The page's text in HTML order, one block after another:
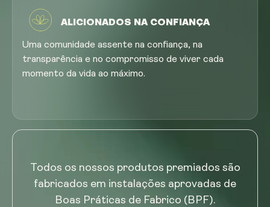
ALICIONADOS NA CONFIANÇA
Uma comunidade assente na confiança, na
transparência e no compromisso de viver cada
momento da vida ao máximo.
Todos os nossos produtos premiados são
fabricados em instalações aprovadas de
Boas Práticas de Fabrico (BPF).